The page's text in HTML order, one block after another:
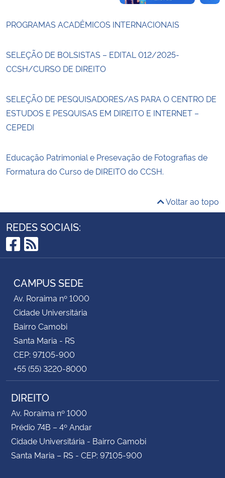
PROGRAMAS ACADÊMICOS INTERNACIONAIS
SELEÇÃO DE BOLSISTAS – EDITAL 012/2025-
CCSH/CURSO DE DIREITO
SELEÇÃO DE PESQUISADORES/AS PARA O CENTRO DE
ESTUDOS E PESQUISAS EM DIREITO E INTERNET –
CEPEDI
Educação Patrimonial e Presevação de Fotografias de
Formatura do Curso de DIREITO do CCSH.
Voltar ao topo
REDES SOCIAIS:
Facebook
RSS
CAMPUS SEDE
Av. Roraima nº 1000
Cidade Universitária
Bairro Camobi
Santa Maria - RS
CEP: 97105-900
+55 (55) 3220-8000
DIREITO
Av. Roraima nº 1000
Prédio 74B – 4º Andar
Cidade Universitária - Bairro Camobi
Santa Maria – RS - CEP: 97105-900